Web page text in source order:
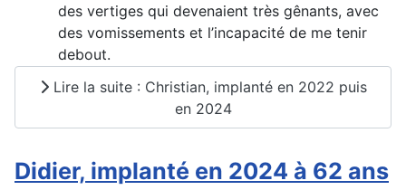
des vertiges qui devenaient très gênants, avec
des vomissements et l’incapacité de me tenir
debout.
Lire la suite : Christian, implanté en 2022 puis
en 2024
Didier, implanté en 2024 à 62 ans